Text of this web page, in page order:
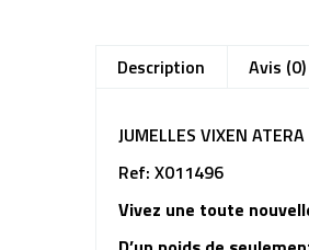
Description Avis (0)
JUMELLES VIXEN
Ref: X011496
Vivez une toute